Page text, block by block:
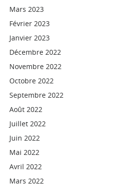
Mars 2023
Février 2023
Janvier 2023
Décembre 2022
Novembre 2022
Octobre 2022
Septembre 2022
Août 2022
Juillet 2022
Juin 2022
Mai 2022
Avril 2022
Mars 2022